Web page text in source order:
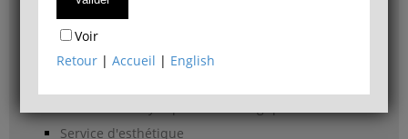
Accès & plans
Bibliothèque du Département de philosophie
Service d'esthétique
Voir
Retour |Accueil | English